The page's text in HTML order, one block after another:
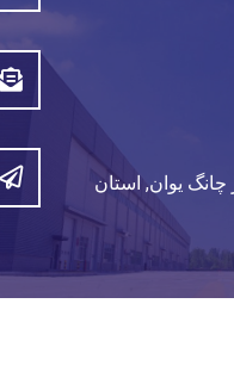
چانگ یوان, استان